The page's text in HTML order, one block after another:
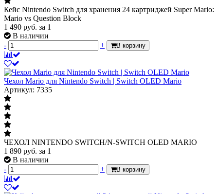
Кейс Nintendo Switch для хранения 24 картриджей Super Mario:
Mario vs Question Block
1 490 руб. за 1
В наличии
-
+ В корзину
Чехол Mario для Nintendo Switch | Switch OLED Mario
Артикул: 7335
ЧЕХОЛ NINTENDO SWITCH/N-SWITCH OLED MARIO
1 890 руб. за 1
В наличии
-
+ В корзину